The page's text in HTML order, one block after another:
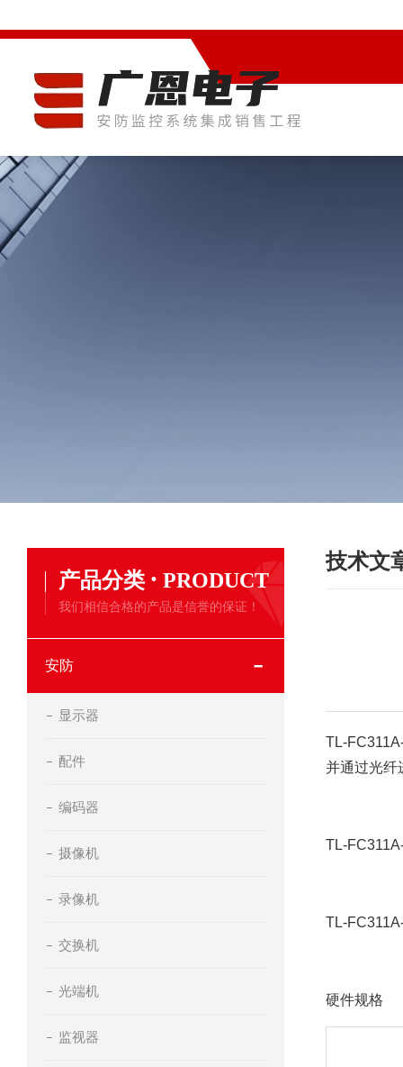
产品分类 · PRODUCT
我们相信合格的产品是信誉的保证！
安防
显示器
配件
编码器
摄像机
录像机
交换机
光端机
监视器
技术文
TL-
并通过光纤
TL-
TL-
硬件规格